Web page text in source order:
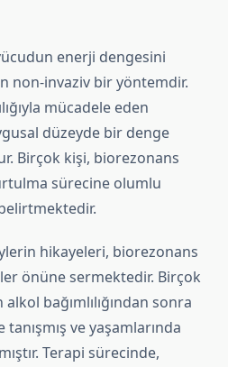
enerji dengesini
non-invaziv bir yöntemdir.
mücadele eden
düzeyde bir denge
Birçok kişi, biorezonans
sürecine olumlu
hikayeleri, biorezonans
önüne sermektedir. Birçok
bağımlılığından sonra
ve yaşamlarında
Terapi sürecinde,